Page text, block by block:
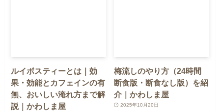
ルイボスティーとは｜効
果・効能とカフェインの有
無、おいしい淹れ方まで解
説｜かわしま屋
梅流しのやり方（24時間
断食版・断食なし版）を紹
介｜かわしま屋
2025年10月20日